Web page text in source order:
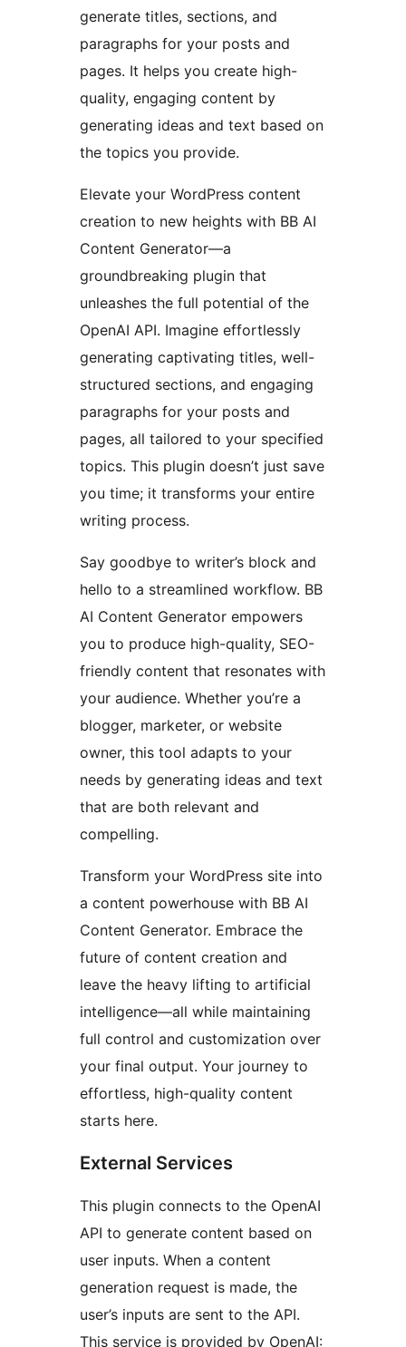
generate titles, sections, and
paragraphs for your posts and
pages. It helps you create high-
quality, engaging content by
generating ideas and text based on
the topics you provide.
Elevate your WordPress content
creation to new heights with BB AI
Content Generator—a
groundbreaking plugin that
unleashes the full potential of the
OpenAI API. Imagine effortlessly
generating captivating titles, well-
structured sections, and engaging
paragraphs for your posts and
pages, all tailored to your specified
topics. This plugin doesn’t just save
you time; it transforms your entire
writing process.
Say goodbye to writer’s block and
hello to a streamlined workflow. BB
AI Content Generator empowers
you to produce high-quality, SEO-
friendly content that resonates with
your audience. Whether you’re a
blogger, marketer, or website
owner, this tool adapts to your
needs by generating ideas and text
that are both relevant and
compelling.
Transform your WordPress site into
a content powerhouse with BB AI
Content Generator. Embrace the
future of content creation and
leave the heavy lifting to artificial
intelligence—all while maintaining
full control and customization over
your final output. Your journey to
effortless, high-quality content
starts here.
External Services
This plugin connects to the OpenAI
API to generate content based on
user inputs. When a content
generation request is made, the
user’s inputs are sent to the API.
This service is provided by OpenAI: